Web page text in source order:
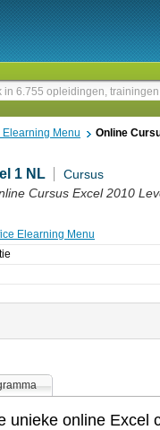
Elearning Menu Online
1 NL
Cursus
Cursus Excel 2010
Elearning Menu
unieke online Excel